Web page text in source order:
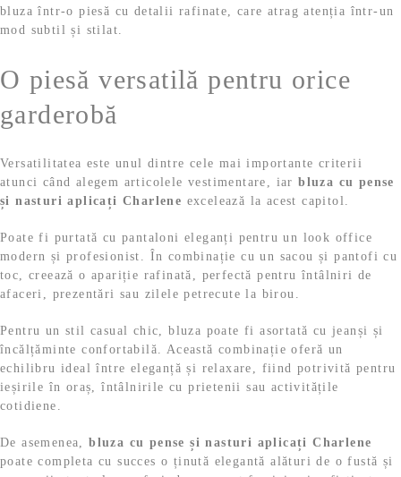
bluza într-o piesă cu detalii rafinate, care atrag atenția într-un
mod subtil și stilat.
O piesă versatilă pentru orice
garderobă
Versatilitatea este unul dintre cele mai importante criterii
atunci când alegem articolele vestimentare, iarbluza cu pense
și nasturi aplicați Charlene excelează la acest capitol.
Poate fi purtată cu pantaloni eleganți pentru un look office
modern și profesionist. În combinație cu un sacou și pantofi cu
toc, creează o apariție rafinată, perfectă pentru întâlniri de
afaceri, prezentări sau zilele petrecute la birou.
Pentru un stil casual chic, bluza poate fi asortată cu jeanși și
încălțăminte confortabilă. Această combinație oferă un
echilibru ideal între eleganță și relaxare, fiind potrivită pentru
ieșirile în oraș, întâlnirile cu prietenii sau activitățile
cotidiene.
De asemenea,bluza cu pense și nasturi aplicați Charlene
poate completa cu succes o ținută elegantă alături de o fustă și